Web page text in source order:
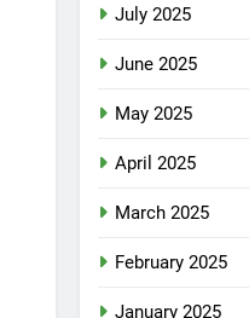
July 2025
June 2025
May 2025
April 2025
March 2025
February 2025
January 2025